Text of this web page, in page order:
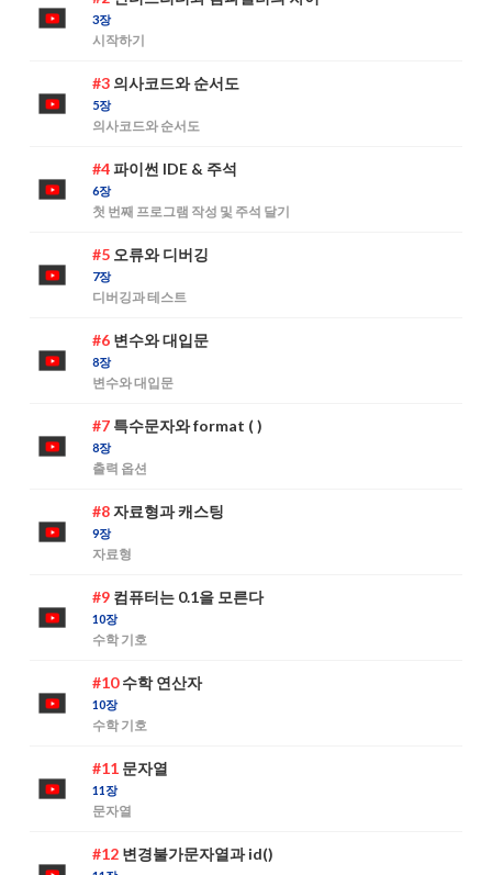
3장
시작하기
#3 의사코드와 순서도
5장
의사코드와 순서도
#4파이썬 IDE & 주석
6장
첫 번째 프로그램 작성 및 주석 달기
#5 오류와 디버깅
7장
디버깅과 테스트
#6 변수와 대입문
8장
변수와 대입문
#7 특수문자와 format ( )
8장
출력 옵션
#8자료형과 캐스팅
9장
자료형
#9 컴퓨터는 0.1을 모른다
10장
수학 기호
#10수학 연산자
10장
수학 기호
#11 문자열
11장
문자열
#12 변경불가문자열과 id()